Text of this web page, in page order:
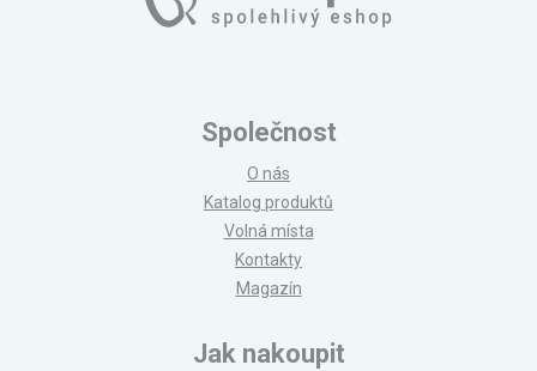
Společnost
O nás
Katalog produktů
Volná místa
Kontakty
Magazín
Jak nakoupit